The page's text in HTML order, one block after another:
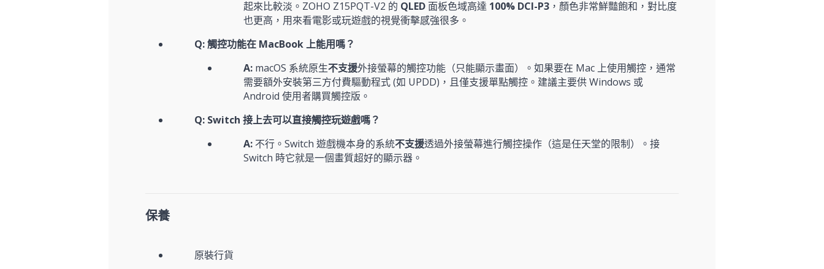
起來比較淡。ZOHO Z15PQT-V2 的 QLED 面板色域高達 100% DCI-P3 ，顏色非常鮮豔飽和，對比度
也更高，用來看電影或玩遊戲的視覺衝擊感強很多。
Q: 觸控功能在 MacBook 上能用嗎？
A: macOS 系統原生不支援外接螢幕的觸控功能（只能顯示畫面）。如果要在 Mac 上使用觸控，通常
需要額外安裝第三方付費驅動程式 (如 UPDD)，且僅支援單點觸控。建議主要供 Windows 或
Android 使用者購買觸控版。
Q: Switch 接上去可以直接觸控玩遊戲嗎？
A: 不行。Switch 遊戲機本身的系統不支援透過外接螢幕進行觸控操作（這是任天堂的限制）。接
Switch 時它就是一個畫質超好的顯示器。
保養
原裝行貨